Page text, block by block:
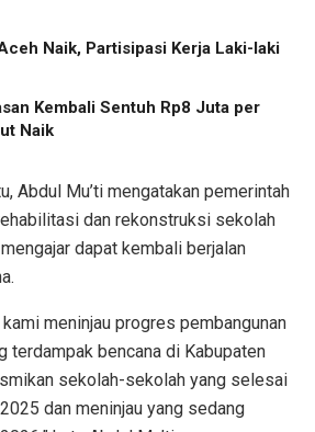
Naik, Partisipasi Kerja Laki-laki
Kembali Sentuh Rp8 Juta per
Naik
Abdul Mu’ti mengatakan pemerintah
dan rekonstruksi sekolah
dapat kembali berjalan
meninjau progres pembangunan
terdampak bencana di Kabupaten
sekolah-sekolah yang selesai
dan meninjau yang sedang